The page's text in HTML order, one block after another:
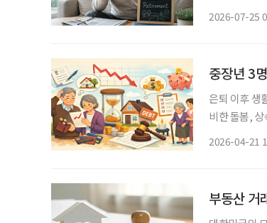
2026-07-25
중장년 3
은퇴 이후 생
비한 돌봄,
2026-04-21
부동산 거